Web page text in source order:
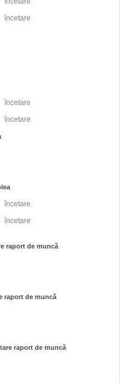
încetare
încetare
încetare
încetare
încetare
raport de muncă
raport de muncă
raport de muncă